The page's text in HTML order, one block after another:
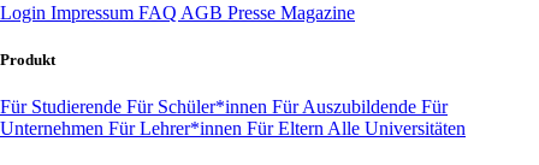
Login Impressum FAQ AGB Presse Magazine
Produkt
Für Studierende Für Schüler*innen Für Auszubildende Für
Unternehmen Für Lehrer*innen Für Eltern Alle Universitäten